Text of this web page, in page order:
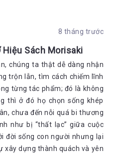
8 tháng trước
Hiệu Sách Morisaki
chúng ta thật dễ dàng nhận
trộn lẫn, tìm cách chiếm lĩnh
từng tác phẩm; đó là không
thì ở đó họ chọn sống khép
chưa đến nỗi quá bi thương
như bị “thất lạc” giữa cuộc
đời sống con người nhưng lại
xây dựng thành quách và yên